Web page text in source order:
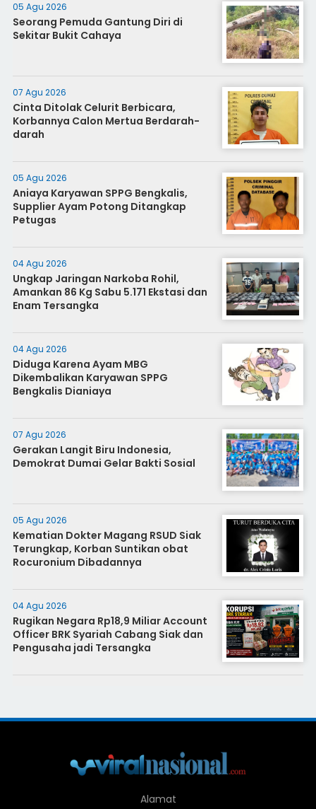
05 Agu 2026
Seorang Pemuda Gantung Diri di
Sekitar Bukit Cahaya
07 Agu 2026
Cinta Ditolak Celurit Berbicara,
Korbannya Calon Mertua Berdarah-
darah
05 Agu 2026
Aniaya Karyawan SPPG Bengkalis,
Supplier Ayam Potong Ditangkap
Petugas
04 Agu 2026
Ungkap Jaringan Narkoba Rohil,
Amankan 86 Kg Sabu 5.171 Ekstasi dan
Enam Tersangka
04 Agu 2026
Diduga Karena Ayam MBG
Dikembalikan Karyawan SPPG
Bengkalis Dianiaya
07 Agu 2026
Gerakan Langit Biru Indonesia,
Demokrat Dumai Gelar Bakti Sosial
05 Agu 2026
Kematian Dokter Magang RSUD Siak
Terungkap, Korban Suntikan obat
Rocuronium Dibadannya
04 Agu 2026
Rugikan Negara Rp18,9 Miliar Account
Officer BRK Syariah Cabang Siak dan
Pengusaha jadi Tersangka
Alamat